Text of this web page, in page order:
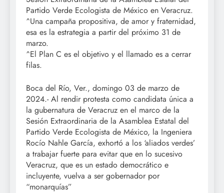
Partido Verde Ecologista de México en Veracruz.
^Una campaña propositiva, de amor y fraternidad,
esa es la estrategia a partir del próximo 31 de
marzo.
^El Plan C es el objetivo y el llamado es a cerrar
filas.
Boca del Río, Ver., domingo 03 de marzo de
2024.- Al rendir protesta como candidata única a
la gubernatura de Veracruz en el marco de la
Sesión Extraordinaria de la Asamblea Estatal del
Partido Verde Ecologista de México, la Ingeniera
Rocío Nahle García, exhortó a los ‘aliados verdes’
a trabajar fuerte para evitar que en lo sucesivo
Veracruz, que es un estado democrático e
incluyente, vuelva a ser gobernador por
“monarquías”